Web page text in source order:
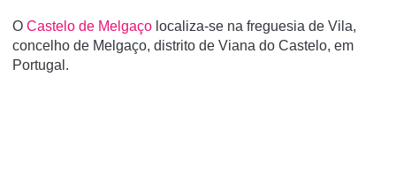
O Castelo de Melgaço localiza-se na freguesia de Vila,
concelho de Melgaço, distrito de Viana do Castelo, em
Portugal.